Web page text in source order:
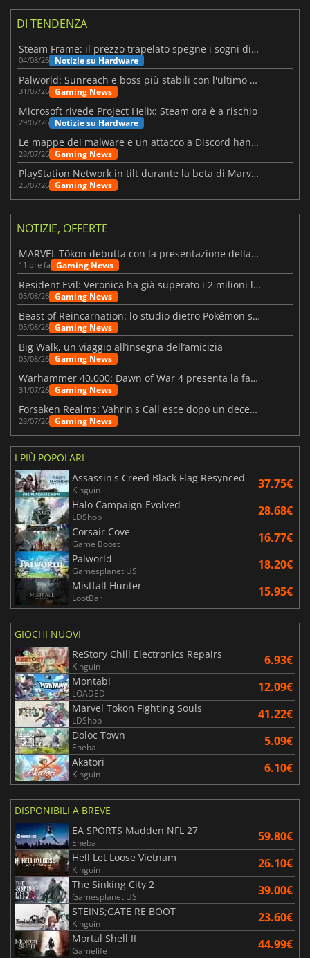
DI TENDENZA
Steam Frame: il prezzo trapelato spegne i sogni di un VR economico
04/08/26 Notizie su Hardware
Palworld: Sunreach e boss più stabili con l'ultimo update
31/07/26 Gaming News
Microsoft rivede Project Helix: Steam ora è a rischio
29/07/26 Notizie su Hardware
Le mappe dei malware e un attacco a Discord hanno colpito Meccha Chameleon
28/07/26 Gaming News
PlayStation Network in tilt durante la beta di Marvel Tōkon
25/07/26 Gaming News
NOTIZIE, OFFERTE
MARVEL Tōkon debutta con la presentazione della roadmap per il primo anno
11 ore fa Gaming News
Resident Evil: Veronica ha già superato i 2 milioni liste dei desideri
05/08/26 Gaming News
Beast of Reincarnation: lo studio dietro Pokémon su una nuova strada
05/08/26 Gaming News
Big Walk, un viaggio all’insegna dell’amicizia
05/08/26 Gaming News
Warhammer 40.000: Dawn of War 4 presenta la fazione dei Necron
31/07/26 Gaming News
Forsaken Realms: Vahrin's Call esce dopo un decennio di sviluppo
28/07/26 Gaming News
I PIÙ POPOLARI
Assassin's Creed Black Flag Resynced
Kinguin 37.75€
Halo Campaign Evolved
LDShop 28.68€
Corsair Cove
Game Boost 16.77€
Palworld
Gamesplanet US 18.20€
Mistfall Hunter
LootBar 15.95€
GIOCHI NUOVI
ReStory Chill Electronics Repairs
Kinguin 6.93€
Montabi
LOADED 12.09€
Marvel Tokon Fighting Souls
LDShop 41.22€
Doloc Town
Eneba 5.09€
Akatori
Kinguin 6.10€
DISPONIBILI A BREVE
EA SPORTS Madden NFL 27
Eneba 59.80€
Hell Let Loose Vietnam
Kinguin 26.10€
The Sinking City 2
Gamesplanet US 39.00€
STEINS;GATE RE BOOT
Kinguin 23.60€
Mortal Shell II
Gamelife 44.99€